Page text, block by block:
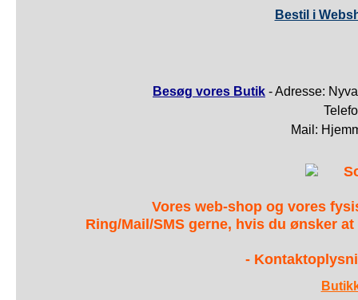
Bestil i
Besøg vores Butik - Adresse:
Mail:
Vores web-shop og vores
Ring/Mail/SMS gerne, hvis du ønsker
-